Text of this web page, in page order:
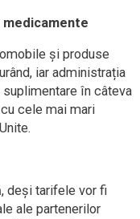
și produse
iar administrația
în câteva
cele mai mari
deși tarifele vor fi
ale partenerilor